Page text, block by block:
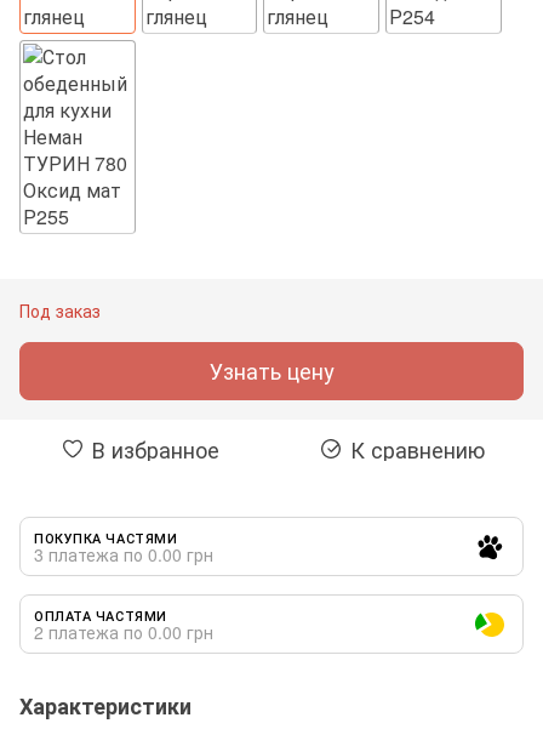
Под заказ
Узнать цену
В избранное К сравнению
ПОКУПКА ЧАСТЯМИ
3 платежа по 0.00 грн
ОПЛАТА ЧАСТЯМИ
2 платежа по 0.00 грн
Характеристики